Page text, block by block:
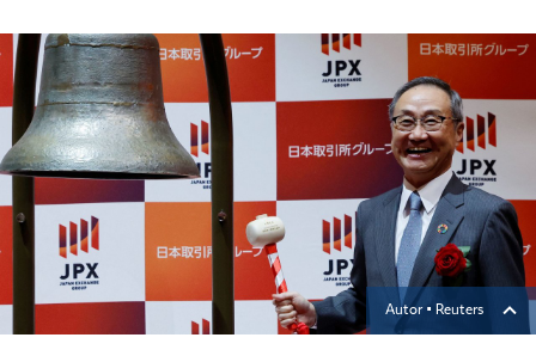
Autor ▪ Reuters